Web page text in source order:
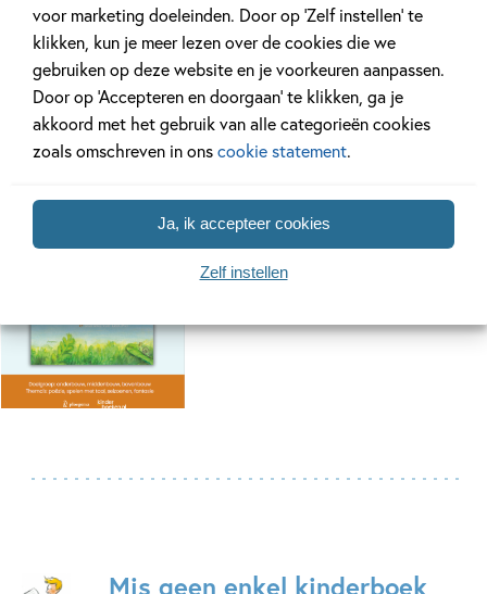
voor marketing doeleinden. Door op ‘Zelf instellen’ te
klikken, kun je meer lezen over de cookies die we
gebruiken op deze website en je voorkeuren aanpassen.
Door op ‘Accepteren en doorgaan’ te klikken, ga je
akkoord met het gebruik van alle categorieën cookies
zoals omschreven in onscookie statement.
Ja, ik accepteer cookies
Zelf instellen
Gerelateerde downloads
Mis geen enkel kinderboek